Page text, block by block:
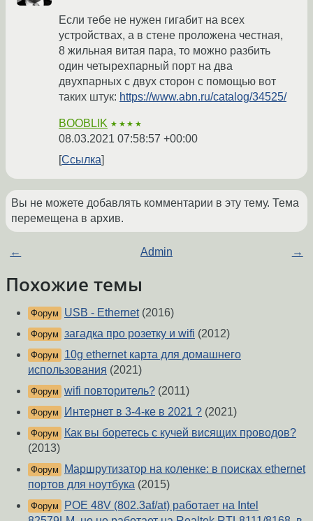
Если тебе не нужен гигабит на всех
устройствах, а в стене проложена честная,
8 жильная витая пара, то можно разбить
один четырехпарный порт на два
двухпарных с двух сторон с помощью вот
таких штук: https://www.abn.ru/catalog/34525/
BOOBLIK ★★★★
08.03.2021 07:58:57 +00:00
Ссылка
Вы не можете добавлять комментарии в эту тему. Тема
перемещена в архив.
← Admin →
Похожие темы
Форум USB - Ethernet(2016)
Форум загадка про розетку и wifi (2012)
Форум
10g ethernet карта для домашнего
использования (2021)
Форум wifi повторитель? (2011)
Форум Интернет в 3-4-ке в 2021 ? (2021)
Форум
Как вы боретесь с кучей висящих проводов?
(2013)
Форум
Маршрутизатор на коленке: в поисках ethernet
портов для ноутбука (2015)
Форум
POE 48V (802.3af/at) работает на Intel